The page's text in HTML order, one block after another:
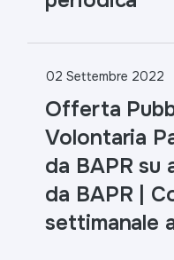
02 Settembre 2022
Offerta
Volontaria
da BAPR su
da BAPR |
settimanale